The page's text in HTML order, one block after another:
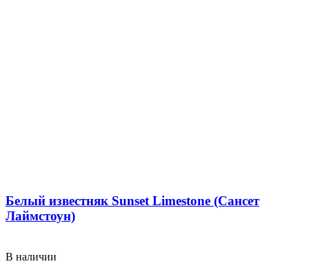
Белый известняк Sunset Limestone (Сансет
Лаймстоун)
В наличии